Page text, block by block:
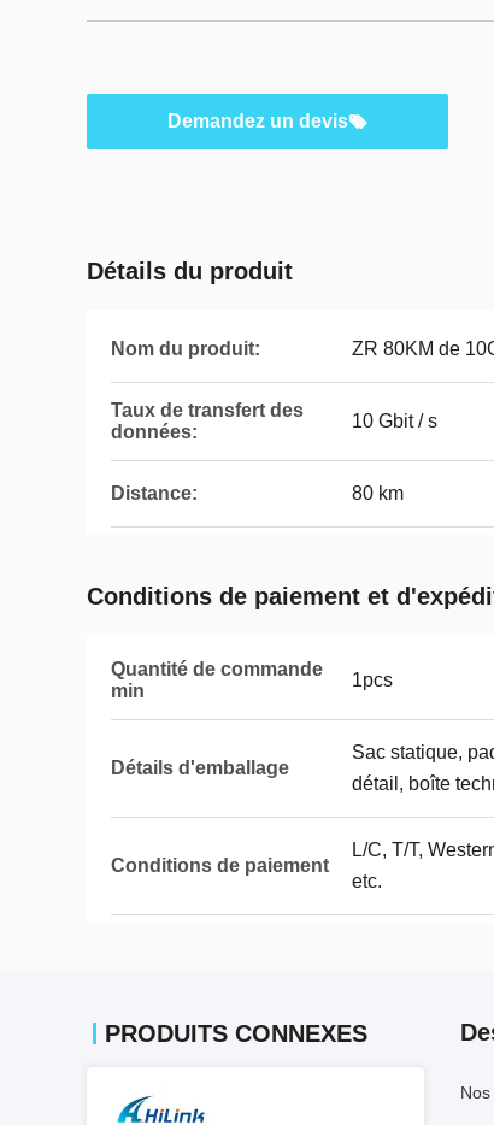
Demandez un devis
Détails du produit
Nom du produit: ZR 80KM de
Taux de transfert des
données:
10 Gbit / s
Distance: 80 km
Conditions de paiement et
Quantité de commande
min
1pcs
Détails d'emballage
Sac statique,
détail, boîte
Conditions de paiement
L/C, T/T,
etc.
PRODUITS CONNEXES